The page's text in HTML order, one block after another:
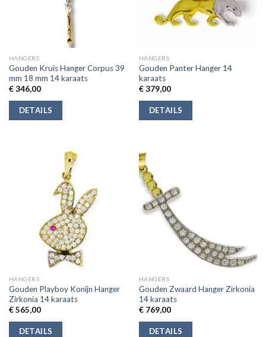
HANGERS
Gouden Kruis Hanger Corpus 39
mm 18 mm 14 karaats
€346,00
DETAILS
HANGERS
Gouden Panter Hanger 14
karaats
€379,00
DETAILS
HANGERS
Gouden Playboy Konijn Hanger
Zirkonia 14 karaats
€565,00
DETAILS
HANGERS
Gouden Zwaard Hanger Zirkonia
14 karaats
€769,00
DETAILS